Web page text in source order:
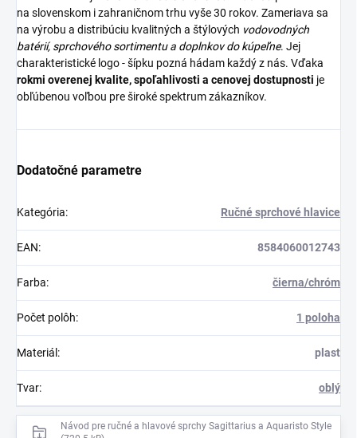
na slovenskom i zahraničnom trhu vyše 30 rokov. Zameriava sa
na výrobu a distribúciu kvalitných a štýlových vodovodných
batérií,sprchového sortimentua doplnkov do kúpeľne. Jej
charakteristické logo - šípku pozná hádam každý z nás. Vďaka
rokmi overenej kvalite, spoľahlivosti a cenovej dostupnosti je
obľúbenou voľbou pre široké spektrum zákazníkov.
Dodatočné parametre
Kategória: Ručné sprchové hlavice
EAN: 8584060012743
Farba: čierna/chróm
Počet polôh: 1 poloha
Materiál : plast
Tvar: oblý
Návod pre ručné a hlavové sprchy Sagittarius a Aquaristo Style